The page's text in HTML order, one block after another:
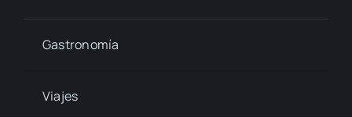
Gastronomía
Viajes